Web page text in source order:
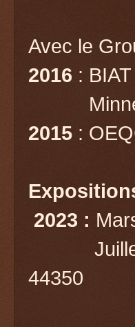
Avec le
2016 :
2015 :
2023 :
Juillet :
44350